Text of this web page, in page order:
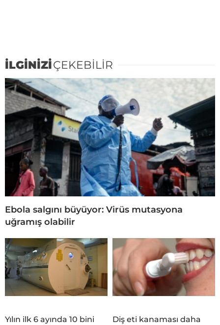
İLGİNİZİÇEKEBİLİR
Ebola salgını büyüyor: Virüs mutasyona
uğramış olabilir
Yılın ilk 6 ayında 10 bini
Diş eti kanaması daha